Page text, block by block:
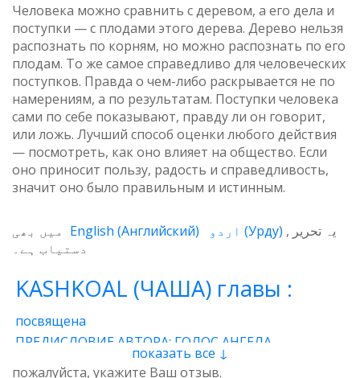
Человека можно сравнить с деревом, а его дела и
поступки — с плодами этого дерева. Дерево нельзя
распознать по корням, но можно распознать по его
плодам. То же самое справедливо для человеческих
поступков. Правда о чем-либо раскрывается не по
намерениям, а по результатам. Поступки человека
сами по себе показывают, правду ли он говорит,
или ложь. Лучший способ оценки любого действия
— посмотреть, как оно влияет на общество. Если
оно приносит пользу, радость и справедливость,
значит оно было правильным и истинным.
یہ تحریر (Урду)
English (Английский)
میں بھی
دستیاب ہے۔
KASHKOAL (ЧАША) главы :
посвящена
ПРЕДИСЛОВИЕ АВТОРА: ГОЛОС АНГЕЛА
1 - Энергия
2 - Атом 3 - Восток и Запад
показать все ↓
пожалуйста, укажите Ваш отзыв.